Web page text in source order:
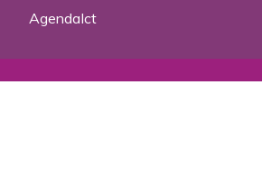
AgendaIct